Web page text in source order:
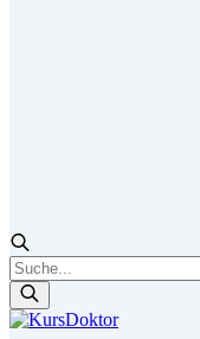
Products
search